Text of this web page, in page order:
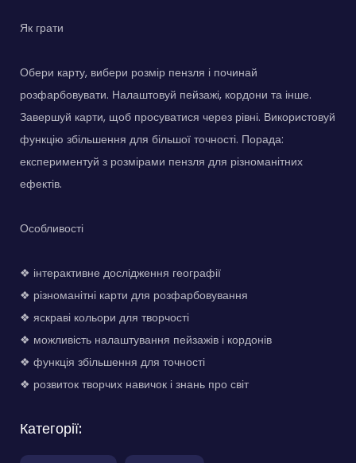
Як грати
Обери карту, вибери розмір пензля і починай
розфарбовувати. Налаштовуй пейзажі, кордони та інше.
Завершуй карти, щоб просуватися через рівні. Використовуй
функцію збільшення для більшої точності. Порада:
експериментуй з розмірами пензля для різноманітних
ефектів.
Особливості
❖ інтерактивне дослідження географії
❖ різноманітні карти для розфарбовування
❖ яскраві кольори для творчості
❖ можливість налаштування пейзажів і кордонів
❖ функція збільшення для точності
❖ розвиток творчих навичок і знань про світ
Категорії: